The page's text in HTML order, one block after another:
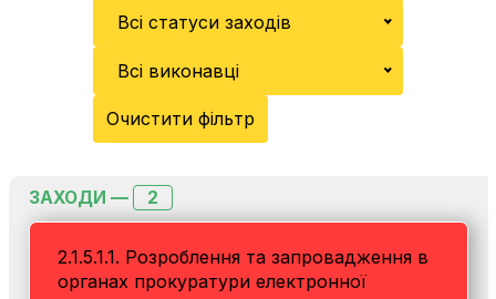
Всі статуси заходів
Всі виконавці
Очистити фільтр
ЗАХОДИ — 2
2.1.5.1.1. Розроблення та запровадження в
органах прокуратури електронної